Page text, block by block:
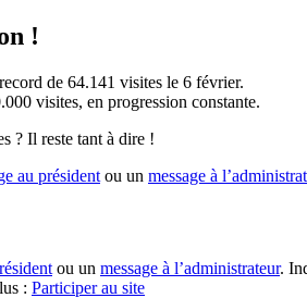
!
de 64.141 visites le 6 février.
visites, en progression constante.
? Il reste tant à dire !
au président ou un message à
ou un message à l’administrateur.
: Participer au site